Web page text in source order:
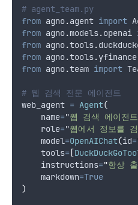
# agent_team.py
from agno.agent import
from agno.models.openai
from agno.tools.
from agno.tools.yfinance
from agno.team import
# 웹 검색 전문 에이전트
web_agent = Agent(
name="웹 검색 에이전트
role="웹에서 정보를
model=OpenAIChat(id=
tools= [
instructions="항상
markdown=True
)